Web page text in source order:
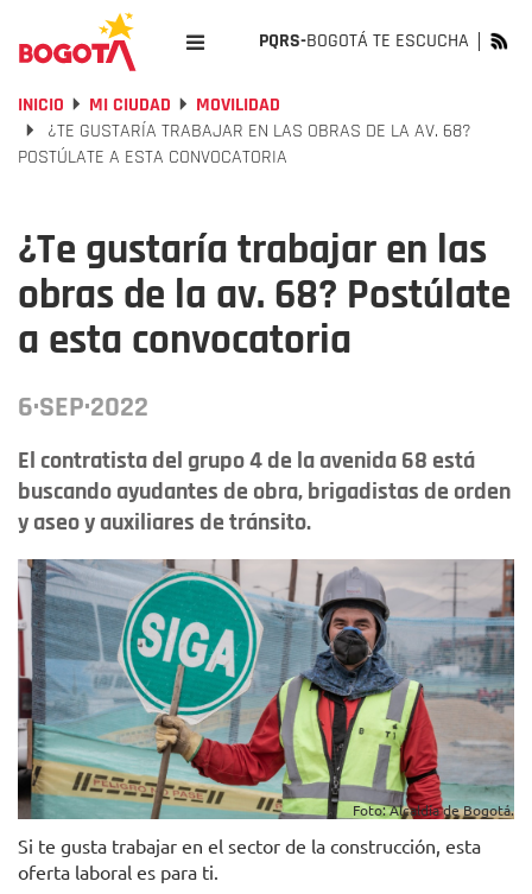
PQRS-BOGOTÁ TE ESCUCHA
INICIO MI CIUDAD
MOVILIDAD
¿TE GUSTARÍA TRABAJAR EN LAS OBRAS DE LA AV. 68?
POSTÚLATE A ESTA CONVOCATORIA
¿Te gustaría trabajar en las
obras de la av. 68? Postúlate
a esta convocatoria
6·SEP·2022
El contratista del grupo 4 de la avenida 68 está
buscando ayudantes de obra, brigadistas de orden
y aseo y auxiliares de tránsito.
Foto: Alcaldía de Bogotá.
Si te gusta trabajar en el sector de la construcción, esta
oferta laboral es para ti.